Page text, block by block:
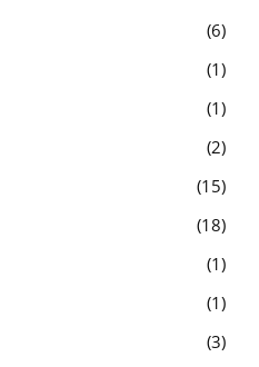
6
1
1
2
15
18
1
1
3